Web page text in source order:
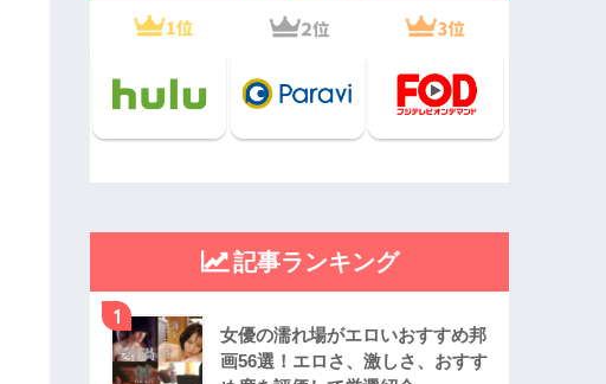
記事ランキング
1
女優の濡れ場がエロいおすすめ邦
画56選！エロさ、激しさ、おすす